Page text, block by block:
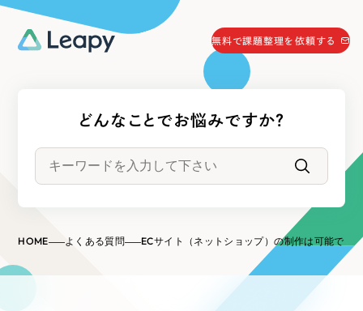
資料請求する
無料で課題整理を依頼する
無料で課題整理を依頼する
058-215-0066
24時間受付
資料請求する
会社情報
どんなことでお悩みですか？
HOME よくある質問 ECサイト（ネットショップ）の制作は可能ですか？